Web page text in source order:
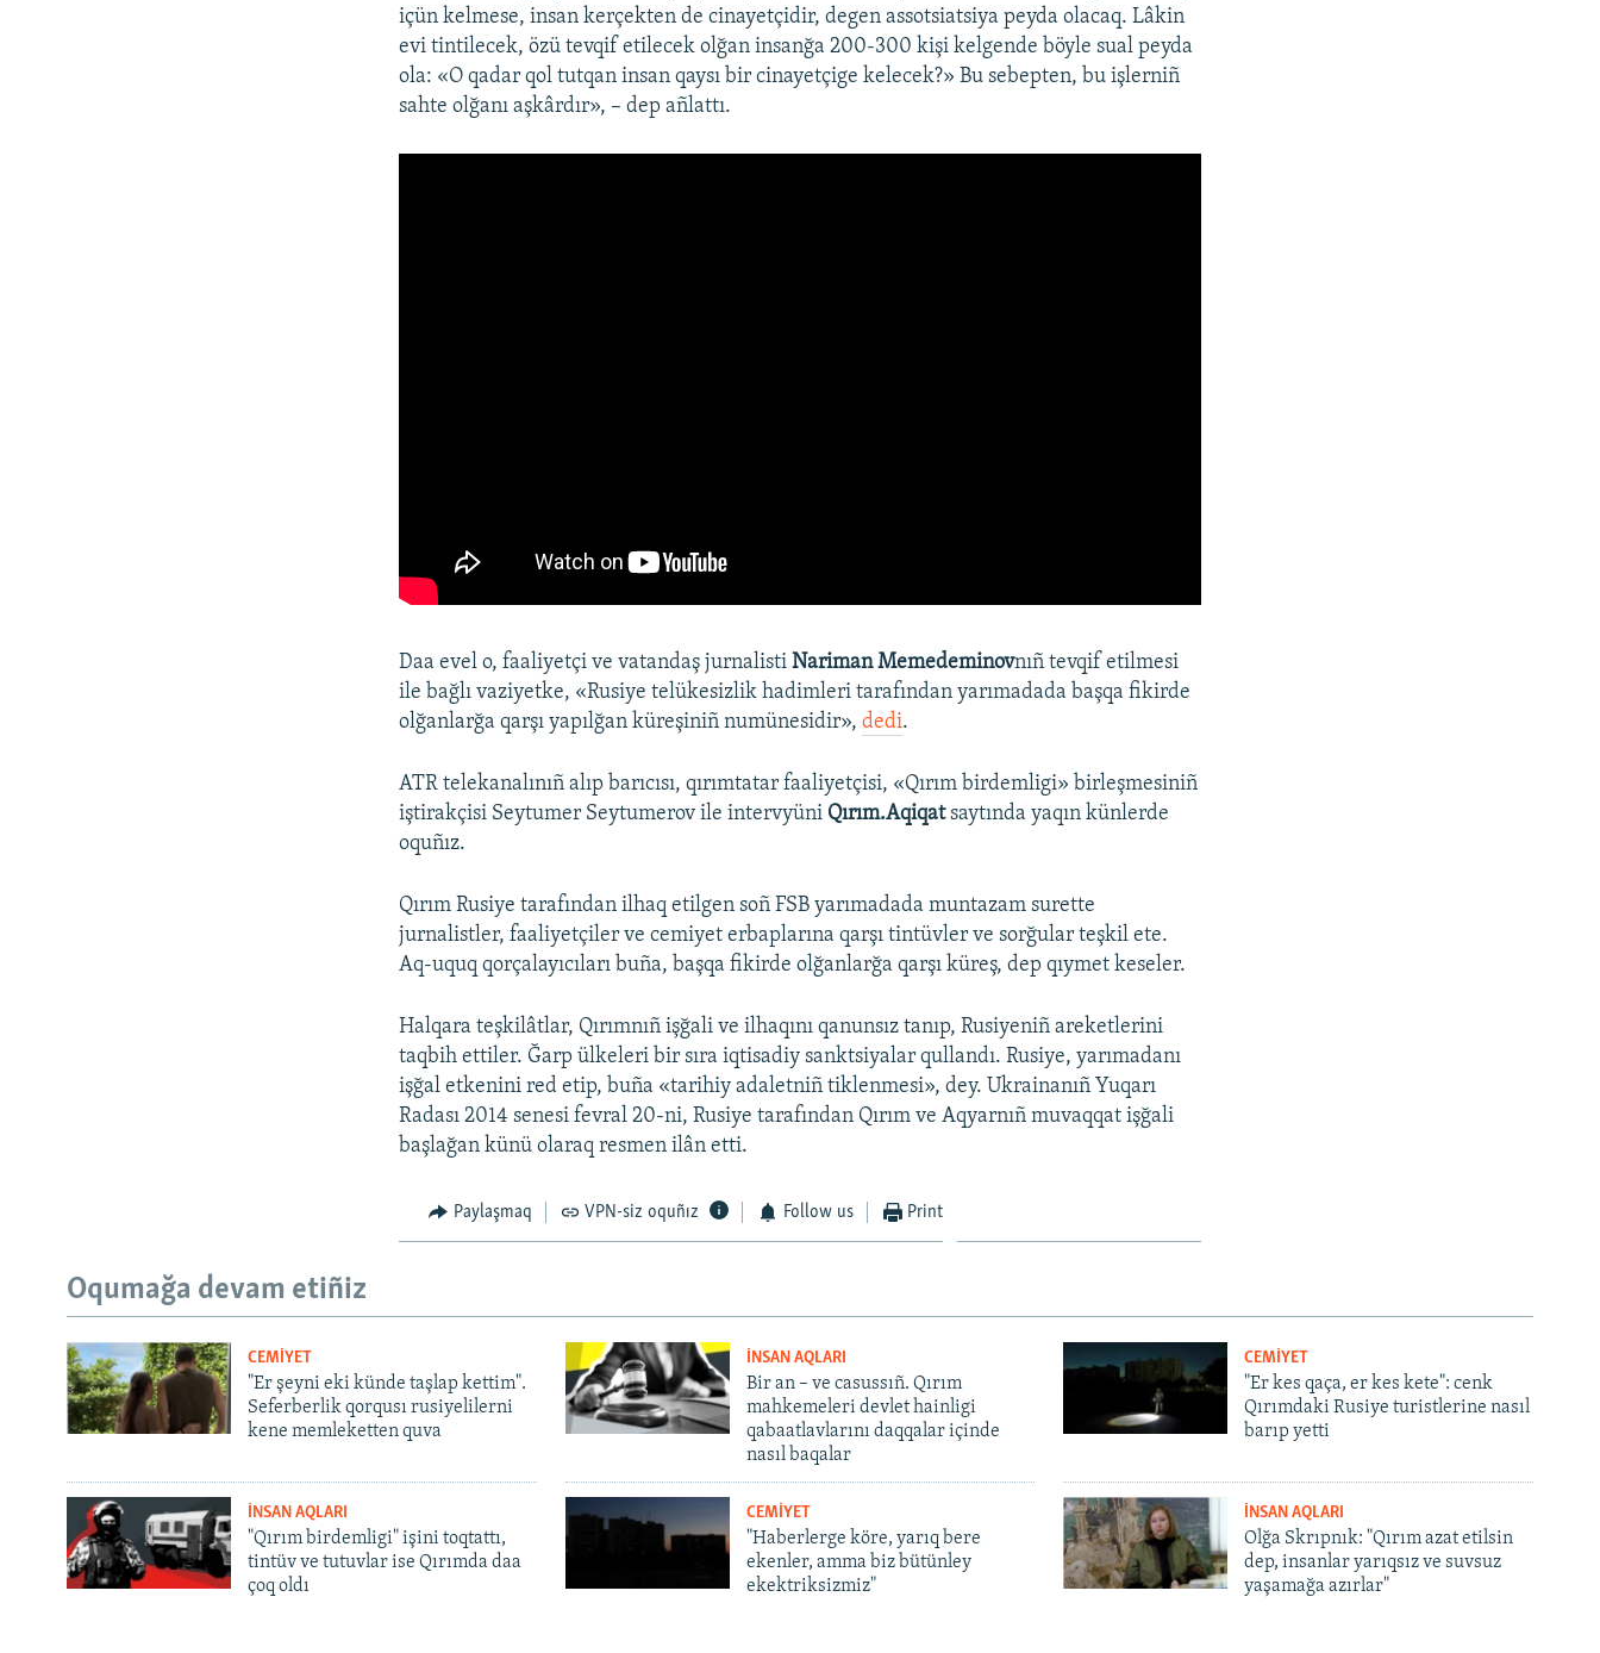
içün kelmese, insan kerçekten de cinayetçidir, degen assotsiatsiya peyda olacaq. Lâkin
evi tintilecek, özü tevqif etilecek olğan insanğa 200-300 kişi kelgende böyle sual peyda
ola: «O qadar qol tutqan insan qaysı bir cinayetçige kelecek?» Bu sebepten, bu işlerniñ
sahte olğanı aşkârdır», – dep añlattı.
Daa evel o, faaliyetçi ve vatandaş jurnalistiNariman Memedeminovnıñ tevqif etilmesi
ile bağlı vaziyetke, «Rusiye telükesizlik hadimleri tarafından yarımadada başqa fikirde
olğanlarğa qarşı yapılğan küreşiniñ numünesidir»,dedi.
ATR telekanalınıñ alıp barıcısı, qırımtatar faaliyetçisi, «Qırım birdemligi» birleşmesiniñ
iştirakçisi Seytumer Seytumerov ile intervyüni Qırım.Aqiqatsaytında yaqın künlerde
oquñız.
Qırım Rusiye tarafından ilhaq etilgen soñ FSB yarımadada muntazam surette
jurnalistler, faaliyetçiler ve cemiyet erbaplarına qarşı tintüvler ve sorğular teşkil ete.
Aq-uquq qorçalayıcıları buña, başqa fikirde olğanlarğa qarşı küreş, dep qıymet keseler.
Halqara teşkilâtlar, Qırımnıñ işğali ve ilhaqını qanunsız tanıp, Rusiyeniñ areketlerini
taqbih ettiler. Ğarp ülkeleri bir sıra iqtisadiy sanktsiyalar qullandı. Rusiye, yarımadanı
işğal etkenini red etip, buña «tarihiy adaletniñ tiklenmesi», dey. Ukrainanıñ Yuqarı
Radası 2014 senesi fevral 20-ni, Rusiye tarafından Qırım ve Aqyarnıñ muvaqqat işğali
başlağan künü olaraq resmen ilân etti.
Paylaşmaq VPN-siz oquñız Follow us Print
Oqumağa devam etiñiz
CEMİYET
"Er şeyni eki künde taşlap kettim".
Seferberlik qorqusı rusiyelilerni
kene memleketten quva
İNSAN AQLARI
Bir an – ve casussıñ. Qırım
mahkemeleri devlet hainligi
qabaatlavlarını daqqalar içinde
nasıl baqalar
CEMİYET
"Er kes qaça, er kes kete": cenk
Qırımdaki Rusiye turistlerine nasıl
barıp yetti
İNSAN AQLARI
"Qırım birdemligi" işini toqtattı,
tintüv ve tutuvlar ise Qırımda daa
çoq oldı
CEMİYET
"Haberlerge köre, yarıq bere
ekenler, amma biz bütünley
ekektriksizmiz"
İNSAN AQLARI
Olğa Skrıpnık: "Qırım azat etilsin
dep, insanlar yarıqsız ve suvsuz
yaşamağa azırlar"